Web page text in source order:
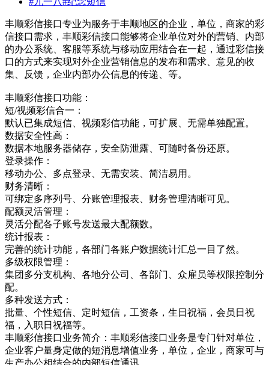
丰顺彩信接口专业为服务于丰顺地区的企业，单位，商家的彩
信接口需求，丰顺彩信接口能够将企业单位对外的营销、内部
的办公系统、客服等系统与移动应用结合在一起，通过彩信接
口的方式来实现对外企业营销信息的发布和需求、意见的收
集、反馈，企业内部办公信息的传递、等。
丰顺彩信接口功能：
短/视频彩信合一：
默认已集成短信、视频彩信功能，可扩展、无需单独配置。
数据安全性高：
数据本地服务器储存，安全防泄露、可随时备份还原。
登录操作：
移动办公、多点登录、无需安装、简洁易用。
财务清晰：
可绑定多序列号、分账管理报表、财务管理清晰可见。
配额灵活管理：
灵活分配各子账号发送最大配额数。
统计报表：
完善的统计功能，各部门各账户数据统计汇总一目了然。
多级权限管理：
集团多分支机构、各地分公司、各部门、众雇员等权限控制分
配。
多种发送方式：
批量、个性短信、定时短信，工资条，生日祝福，会员日祝
福，入职日祝福等。
丰顺彩信接口业务简介：丰顺彩信接口业务是专门针对单位，
企业客户量身定做的短消息增值业务，单位，企业，商家可与
生产办公相结合的内部短信通讯，